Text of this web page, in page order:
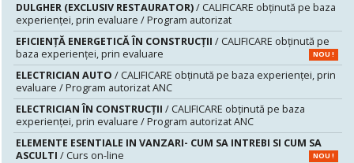
DULGHER (EXCLUSIV RESTAURATOR)/ CALIFICARE obținută pe baza
experienței, prin evaluare / Program autorizat
EFICIENȚĂ ENERGETICĂ ÎN CONSTRUCȚII / CALIFICARE obținută pe
baza experienței, prin evaluare
NOU !
ELECTRICIAN AUTO / CALIFICARE obținută pe baza experienței, prin
evaluare / Program autorizat ANC
ELECTRICIAN ÎN CONSTRUCȚII / CALIFICARE obținută pe baza
experienței, prin evaluare / Program autorizat ANC
ELEMENTE ESENTIALE IN VANZARI- CUM SA INTREBI SI CUM SA
ASCULTI / Curs on-line NOU !